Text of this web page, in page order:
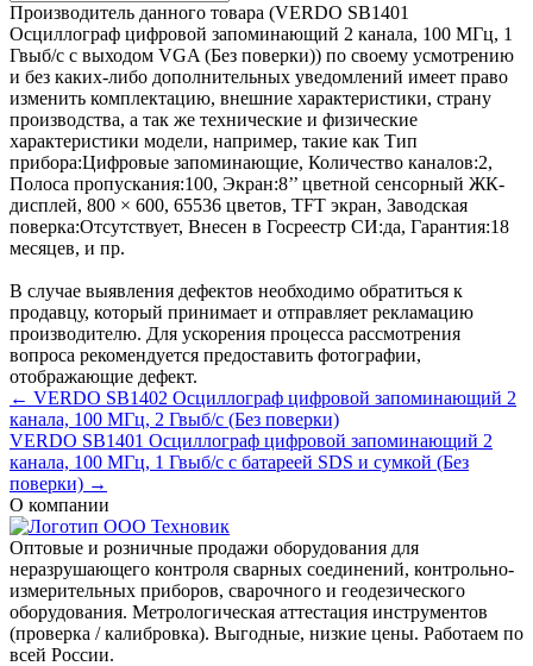
Производитель данного товара (VERDO SB1401
Осциллограф цифровой запоминающий 2 канала, 100 МГц, 1
Гвыб/с с выходом VGA (Без поверки)) по своему усмотрению
и без каких-либо дополнительных уведомлений имеет право
изменить комплектацию, внешние характеристики, страну
производства, а так же технические и физические
характеристики модели, например, такие как Тип
прибора:Цифровые запоминающие, Количество каналов:2,
Полоса пропускания:100, Экран:8’’ цветной сенсорный ЖК-
дисплей, 800 × 600, 65536 цветов, TFT экран, Заводская
поверка:Отсутствует, Внесен в Госреестр СИ:да, Гарантия:18
месяцев, и пр.
В случае выявления дефектов необходимо обратиться к
продавцу, который принимает и отправляет рекламацию
производителю. Для ускорения процесса рассмотрения
вопроса рекомендуется предоставить фотографии,
отображающие дефект.
← VERDO SB1402 Осциллограф цифровой запоминающий 2
канала, 100 МГц, 2 Гвыб/с (Без поверки)
VERDO SB1401 Осциллограф цифровой запоминающий 2
канала, 100 МГц, 1 Гвыб/с с батареей SDS и сумкой (Без
поверки) →
О компании
Оптовые и розничные продажи оборудования для
неразрушающего контроля сварных соединений, контрольно-
измерительных приборов, сварочного и геодезического
оборудования. Метрологическая аттестация инструментов
(проверка / калибровка). Выгодные, низкие цены. Работаем по
всей России.